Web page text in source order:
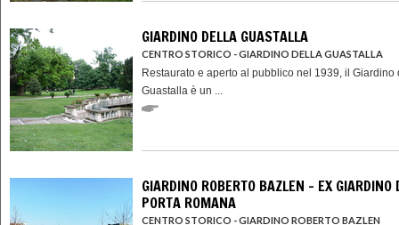
GIARDINO DELLA GUASTALLA
CENTRO STORICO - GIARDINO DELLA GUASTALLA
Restaurato e aperto al pubblico nel 1939, il Giardino
Guastalla è un ...
GIARDINO ROBERTO BAZLEN - EX GIARDINO
PORTA ROMANA
CENTRO STORICO - GIARDINO ROBERTO BAZLEN